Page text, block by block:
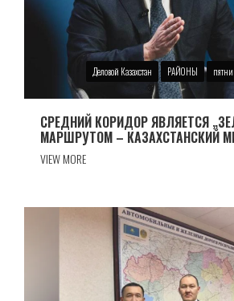
Деловой Казахстан РАЙОНЫ
СРЕДНИЙ КОРИДОР ЯВЛЯЕТСЯ
МАРШРУТОМ – КАЗАХСТАНСКИЙ
VIEW MORE